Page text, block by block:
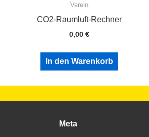
Verein
CO2-Raumluft-Rechner
0,00 €
In den Warenkorb
Meta